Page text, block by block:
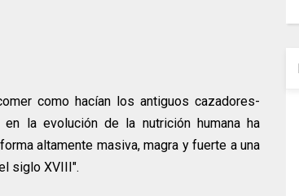
como hacían los antiguos cazadores-
la evolución de la nutrición humana ha
altamente masiva, magra y fuerte a una
siglo XVIII".